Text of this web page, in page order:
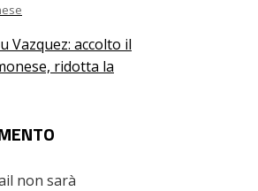
Vazquez: accolto il
ridotta la
non sarà